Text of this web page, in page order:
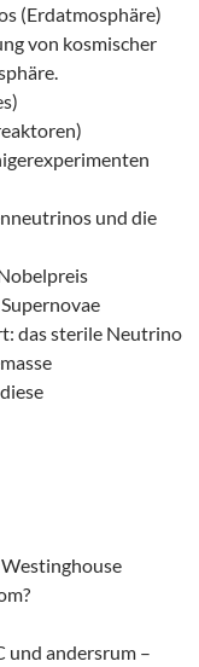
(Erdatmosphäre)
von kosmischer
und die
das sterile Neutrino
Westinghouse
und andersrum –